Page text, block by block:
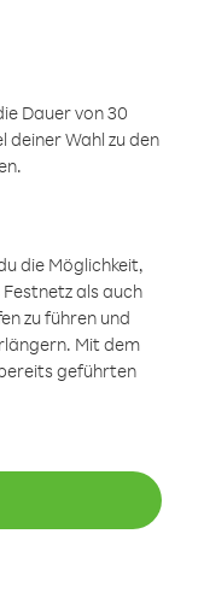
Dauer von 30
deiner Wahl zu den
die Möglichkeit,
als auch
zu führen und
Mit dem
geführten